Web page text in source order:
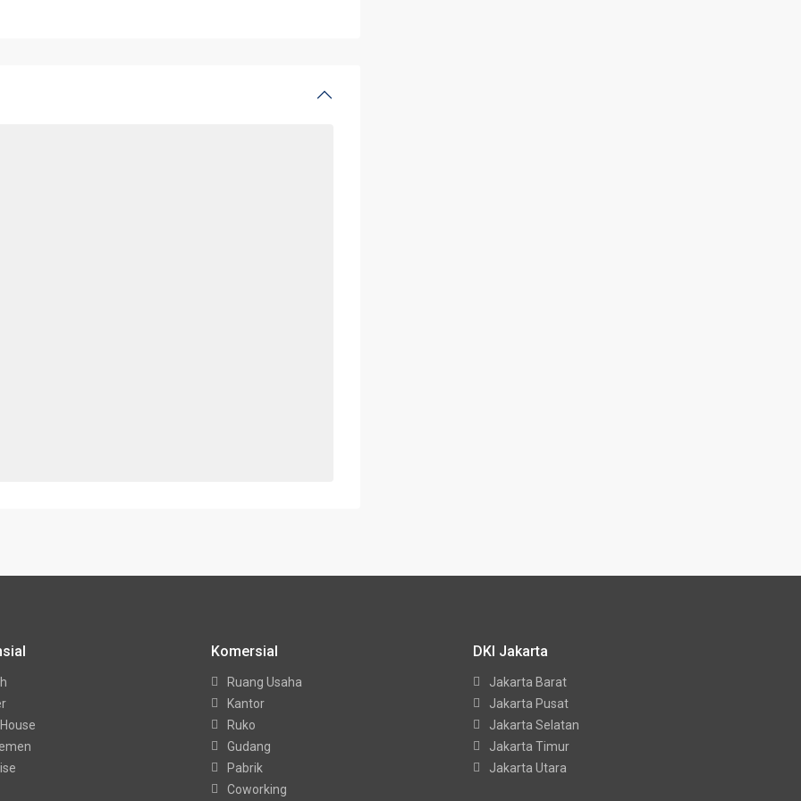
Komersial
Ruang Usaha
Kantor
Ruko
Gudang
Pabrik
Coworking
DKI Jakarta
Jakarta Barat
Jakarta Pusat
Jakarta Selatan
Jakarta Timur
Jakarta Utara